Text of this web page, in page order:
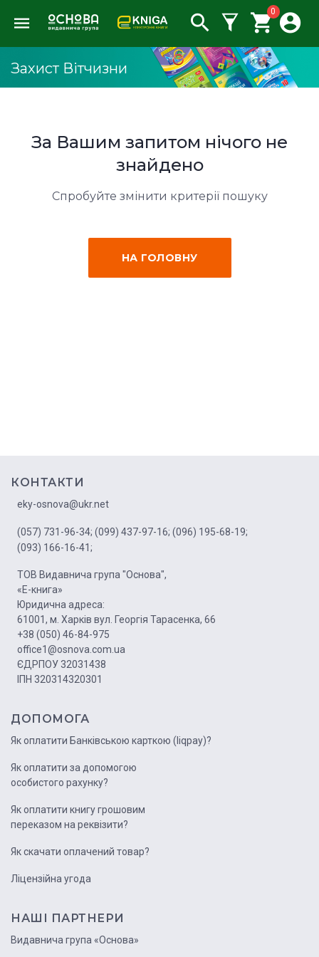
0
Захист Вітчизни
За Вашим запитом нічого не
знайдено
Спробуйте змінити критерії пошуку
НА ГОЛОВНУ
КОНТАКТИ
eky-osnova@ukr.net
(057) 731-96-34; (099) 437-97-16; (096) 195-68-19;
(093) 166-16-41;
ТОВ Видавнича група "Основа",
«Е-книга»
Юридична адреса:
61001, м. Харків вул. Георгія Тарасенка, 66
+38 (050) 46-84-975
office1@osnova.com.ua
ЄДРПОУ 32031438
ІПН 320314320301
ДОПОМОГА
Як оплатити Банківською карткою (liqpay)?
Як оплатити за допомогою
особистого рахунку?
Як оплатити книгу грошовим
переказом на реквізити?
Як скачати оплачений товар?
Ліцензійна угода
НАШІ ПАРТНЕРИ
Видавнича група «Основа»